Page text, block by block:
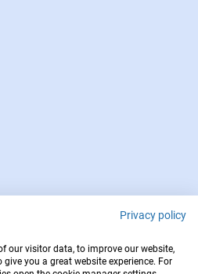
Privacy policy
our visitor data, to improve our website,
you a great website experience. For